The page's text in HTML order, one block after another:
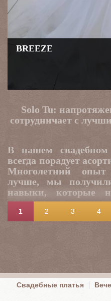
BREEZE
Solo Tu:
сотрудничает с
В нашем
всегда порадует
Многолетний
лучше, мы
навыки, которые
делают нас одним
данном сегменте.
Tu"с первых слов
платьев и более
можете мерить,
1 2 3 4
Свадебные платья